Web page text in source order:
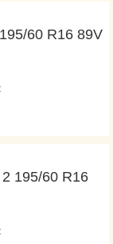
60 R16 89V
195/60 R16